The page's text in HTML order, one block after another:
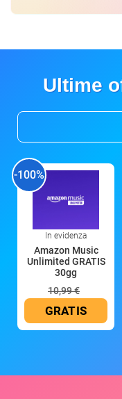
Ultime
-100%
In evidenza
Amazon Music
Unlimited GRATIS
30gg
10,99 €
GRATIS